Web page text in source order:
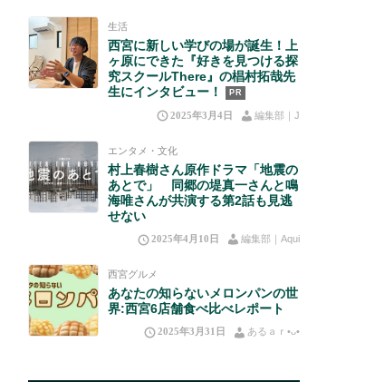
生活
西宮に新しい学びの場が誕生！上
ヶ原にできた『好きを見つける探
究スクールThere』の椙村拓哉先
生にインタビュー！
PR
2025年3月4日 編集部｜J
エンタメ・文化
村上春樹さん原作ドラマ「地震の
あとで」 同郷の堤真一さんと鳴
海唯さんが共演する第2話も見逃
せない
2025年4月10日 編集部｜Aqui
西宮グルメ
あなたの知らないメロンパンの世
界:西宮6店舗食べ比べレポート
2025年3月31日 あるａｒ•⁠ᴗ⁠•⁠